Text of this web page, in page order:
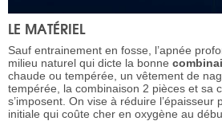
LE MATÉRIEL
Sauf entrainement en fosse, l’apnée
milieu naturel qui dicte la bonne
chaude ou tempérée, un vêtement de
tempérée, la combinaison 2 pièces et sa
s’imposent. On vise à réduire l’épaisseur
initiale qui coûte cher en oxygène au